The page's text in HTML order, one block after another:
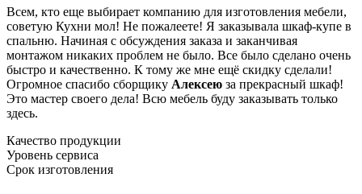
Всем, кто еще выбирает компанию для изготовления мебели,
советую Кухни мол! Не пожалеете! Я заказывала шкаф-купе в
спальню. Начиная с обсуждения заказа и заканчивая
монтажом никаких проблем не было. Все было сделано очень
быстро и качественно. К тому же мне ещё скидку сделали!
Огромное спасибо сборщику Алексею за прекрасный шкаф!
Это мастер своего дела! Всю мебель буду заказывать только
здесь.
Качество продукции
Уровень сервиса
Срок изготовления